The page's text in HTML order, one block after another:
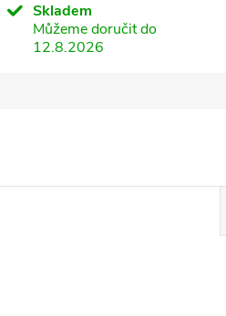
Skladem
Můžeme doručit do
12.8.2026